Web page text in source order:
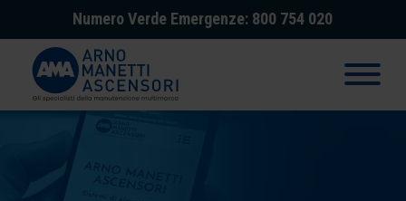
Numero Verde Emergenze: 800 754 020